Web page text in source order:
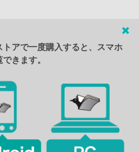
アで一度購入すると、スマホ
きます。